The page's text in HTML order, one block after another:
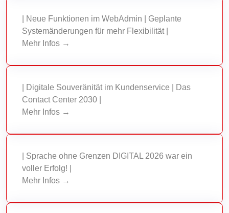
| Neue Funktionen im WebAdmin | Geplante
Systemänderungen für mehr Flexibilität |
Mehr Infos →
| Digitale Souveränität im Kundenservice | Das
Contact Center 2030 |
Mehr Infos →
| Sprache ohne Grenzen DIGITAL 2026 war ein
voller Erfolg! |
Mehr Infos →